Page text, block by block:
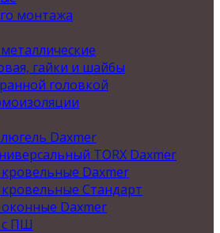
монтажа
гайки и шайбы
головкой
Daxmer
TORX Daxmer
Daxmer
Стандарт
Daxmer
с ПШ